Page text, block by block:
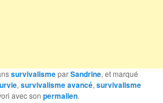
survivalismeparSandrine, et marqué
,survivalisme avancé,survivalisme
avec sonpermalien.